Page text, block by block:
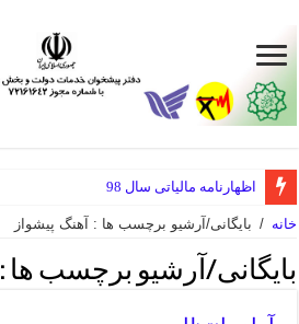
اظهارنامه مالیاتی سال 98
خانه / بایگانی/آرشیو برچسب ها : آهنگ پیشواز
بایگانی/آرشیو برچسب ها :